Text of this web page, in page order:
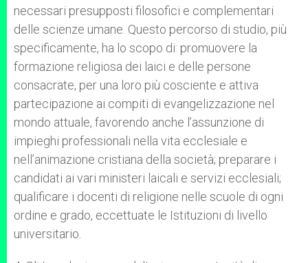
necessari presupposti filosofici e complementari
delle scienze umane. Questo percorso di studio, più
specificamente, ha lo scopo di: promuovere la
formazione religiosa dei laici e delle persone
consacrate, per una loro più cosciente e attiva
partecipazione ai compiti di evangelizzazione nel
mondo attuale, favorendo anche l’assunzione di
impieghi professionali nella vita ecclesiale e
nell’animazione cristiana della società; preparare i
candidati ai vari ministeri laicali e servizi ecclesiali;
qualificare i docenti di religione nelle scuole di ogni
ordine e grado, eccettuate le Istituzioni di livello
universitario.